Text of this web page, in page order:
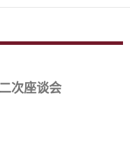
次座谈会